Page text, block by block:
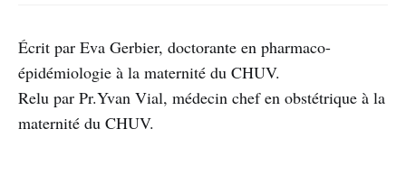
Écrit par Eva Gerbier, doctorante en pharmaco-
épidémiologie à la maternité du CHUV.
Relu par Pr.Yvan Vial, médecin chef en obstétrique à la
maternité du CHUV.